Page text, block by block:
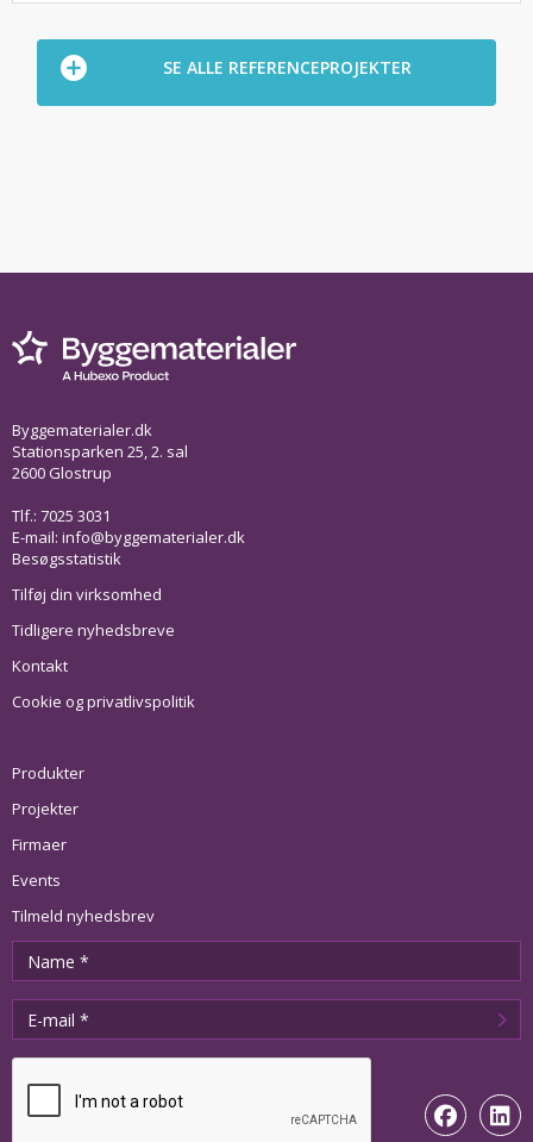
SE ALLE REFERENCEPROJEKTER
Byggematerialer.dk
Stationsparken 25, 2. sal
2600 Glostrup
Tlf.: 7025 3031
E-mail: info@byggematerialer.dk
Besøgsstatistik
Tilføj din virksomhed
Tidligere nyhedsbreve
Kontakt
Cookie og privatlivspolitik
Produkter
Projekter
Firmaer
Events
Tilmeld nyhedsbrev